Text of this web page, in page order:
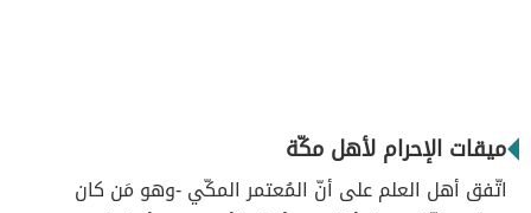
ميقات الإحرام لأهل مكّة
اتّفق أهل العلم على أنّ المُعتمر المكّي -وهو مَن كان